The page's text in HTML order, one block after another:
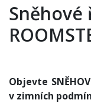
Sněhové
Objevte
v zimních